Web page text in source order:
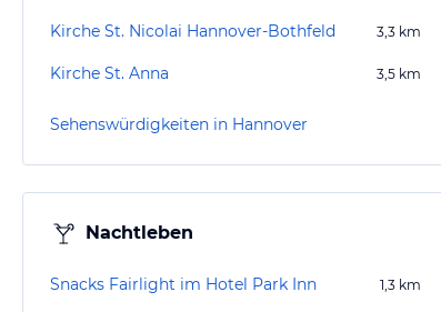
Kirche St. Nicolai Hannover-Bothfeld 3,3 km
Kirche St. Anna 3,5 km
Sehenswürdigkeiten in Hannover
Nachtleben
Snacks Fairlight im Hotel Park Inn 1,3 km